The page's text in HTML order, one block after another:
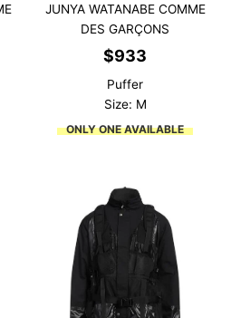
JUNYA WATANABE COMME
DES GARÇONS
$933
Puffer
Size: M
ONLY ONE AVAILABLE